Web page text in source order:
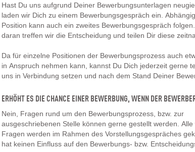
Hast Du uns aufgrund Deiner Bewerbungsunterlagen
laden wir Dich zu einem Bewerbungsgespräch ein.
Position kann auch ein zweites Bewerbungsgespräch
daran treffen wir die Entscheidung und teilen Dir diese
Da für einzelne Positionen der Bewerbungsprozess auch
in Anspruch nehmen kann, kannst Du Dich jederzeit gerne
uns in Verbindung setzen und nach dem Stand Deiner
ERHÖHT ES DIE CHANCE EINER BEWERBUNG, WENN DER
Nein, Fragen rund um den Bewerbungsprozess, bzw. zur
ausgeschriebenen Stelle können gerne gestellt werden. Alle
Fragen werden im Rahmen des Vorstellungsgespräches
hat keinen Einfluss auf den Bewerbungs- bzw.